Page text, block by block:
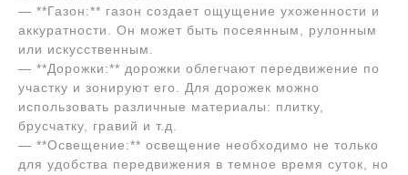
— **Газон:** газон создает ощущение ухоженности и
аккуратности. Он может быть посеянным, рулонным
или искусственным.
— **Дорожки:** дорожки облегчают передвижение по
участку и зонируют его. Для дорожек можно
использовать различные материалы: плитку,
брусчатку, гравий и т.д.
— **Освещение:** освещение необходимо не только
для удобства передвижения в темное время суток, но